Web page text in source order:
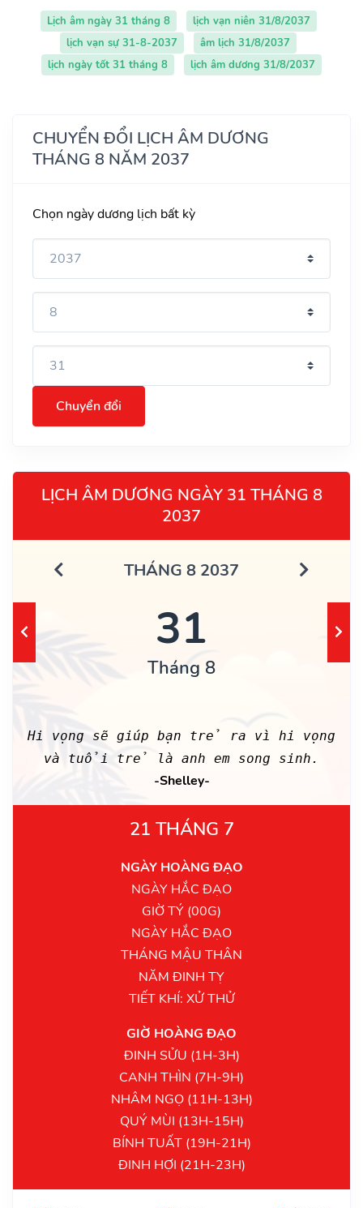
Lịch âm ngày 31 tháng 8
lịch vạn niên 31/8/2037
lịch vạn sự 31-8-2037
âm lịch 31/8/2037
lịch ngày tốt 31 tháng 8
lịch âm dương 31/8/2037
CHUYỂN ĐỔI LỊCH ÂM DƯƠNG
THÁNG 8 NĂM 2037
Chọn ngày dương lịch bất kỳ
Chuyển đổi
LỊCH ÂM DƯƠNG NGÀY 31 THÁNG 8
2037
THÁNG 8 2037
31
Tháng 8
Hi vọng sẽ giúp bạn trẻ ra vì hi vọng
và tuổi trẻ là anh em song sinh.
-Shelley-
21 THÁNG 7
NGÀY HOÀNG ĐẠO
NGÀY HẮC ĐẠO
GIỜ TÝ (00G)
NGÀY HẮC ĐẠO
THÁNG MẬU THÂN
NĂM ĐINH TỴ
TIẾT KHÍ: XỬ THỬ
GIỜ HOÀNG ĐẠO
ĐINH SỬU (1H-3H)
CANH THÌN (7H-9H)
NHÂM NGỌ (11H-13H)
QUÝ MÙI (13H-15H)
BÍNH TUẤT (19H-21H)
ĐINH HỢI (21H-23H)